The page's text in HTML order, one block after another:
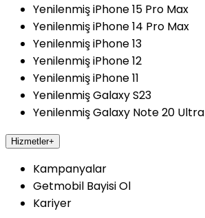
Yenilenmiş iPhone 15 Pro Max
Yenilenmiş iPhone 14 Pro Max
Yenilenmiş iPhone 13
Yenilenmiş iPhone 12
Yenilenmiş iPhone 11
Yenilenmiş Galaxy S23
Yenilenmiş Galaxy Note 20 Ultra
Hizmetler+
Kampanyalar
Getmobil Bayisi Ol
Kariyer